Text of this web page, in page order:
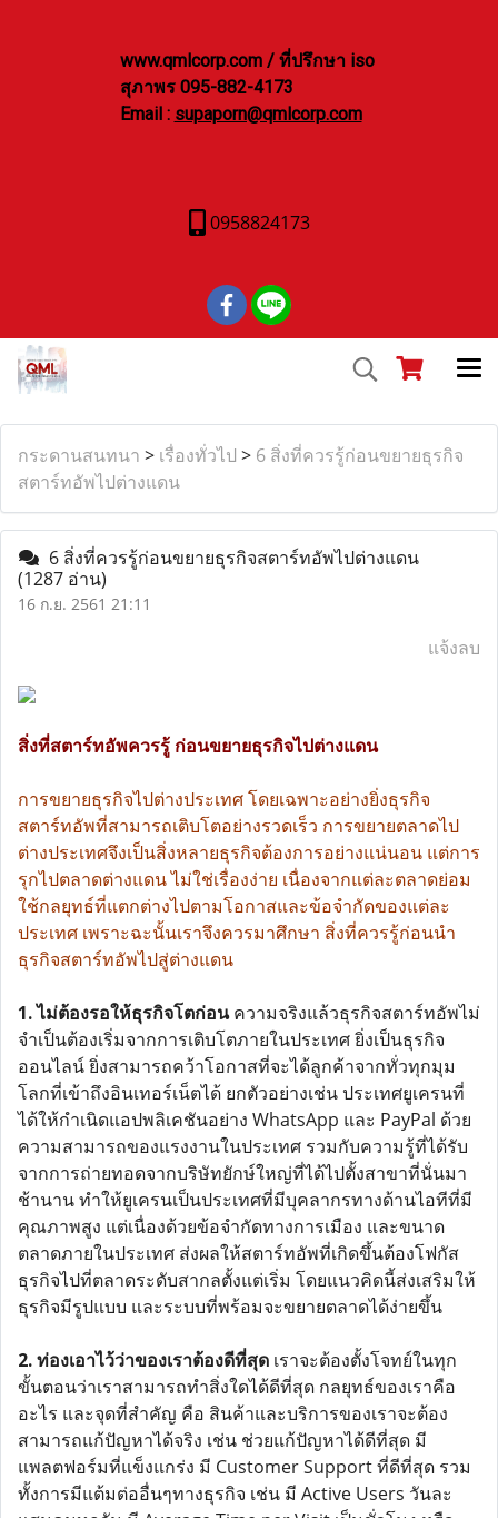
www.qmlcorp.com / ที่ปรึกษา iso
สุภาพร 095-882-4173
Email : supaporn@qmlcorp.com
0958824173
กระดานสนทนา > เรื่องทั่วไป > 6 สิ่งที่ควรรู้ก่อนขยายธุรกิจ
สตาร์ทอัพไปต่างแดน
6 สิ่งที่ควรรู้ก่อนขยายธุรกิจสตาร์ทอัพไปต่างแดน
(1287 อ่าน)
16 ก.ย. 2561 21:11
แจ้งลบ
สิ่งที่สตาร์ทอัพควรรู้ ก่อนขยายธุรกิจไปต่างแดน
การขยายธุรกิจไปต่างประเทศ โดยเฉพาะอย่างยิ่งธุรกิจ
สตาร์ทอัพที่สามารถเติบโตอย่างรวดเร็ว การขยายตลาดไป
ต่างประเทศจึงเป็นสิ่งหลายธุรกิจต้องการอย่างแน่นอน แต่การ
รุกไปตลาดต่างแดน ไม่ใช่เรื่องง่าย เนื่องจากแต่ละตลาดย่อม
ใช้กลยุทธ์ที่แตกต่างไปตามโอกาสและข้อจำกัดของแต่ละ
ประเทศ เพราะฉะนั้นเราจึงควรมาศึกษา สิ่งที่ควรรู้ก่อนนำ
ธุรกิจสตาร์ทอัพไปสู่ต่างแดน
1. ไม่ต้องรอให้ธุรกิจโตก่อนความจริงแล้วธุรกิจสตาร์ทอัพไม่
จำเป็นต้องเริ่มจากการเติบโตภายในประเทศ ยิ่งเป็นธุรกิจ
ออนไลน์ ยิ่งสามารถคว้าโอกาสที่จะได้ลูกค้าจากทั่วทุกมุม
โลกที่เข้าถึงอินเทอร์เน็ตได้ ยกตัวอย่างเช่น ประเทศยูเครนที่
ได้ให้กำเนิดแอปพลิเคชันอย่าง WhatsApp และ PayPal ด้วย
ความสามารถของแรงงานในประเทศ รวมกับความรู้ที่ได้รับ
จากการถ่ายทอดจากบริษัทยักษ์ใหญ่ที่ได้ไปตั้งสาขาที่นั่นมา
ช้านาน ทำให้ยูเครนเป็นประเทศที่มีบุคลากรทางด้านไอทีที่มี
คุณภาพสูง แต่เนื่องด้วยข้อจำกัดทางการเมือง และขนาด
ตลาดภายในประเทศ ส่งผลให้สตาร์ทอัพที่เกิดขึ้นต้องโฟกัส
ธุรกิจไปที่ตลาดระดับสากลตั้งแต่เริ่ม โดยแนวคิดนี้ส่งเสริมให้
ธุรกิจมีรูปแบบ และระบบที่พร้อมจะขยายตลาดได้ง่ายขึ้น
2. ท่องเอาไว้ว่าของเราต้องดีที่สุด เราจะต้องตั้งโจทย์ในทุก
ขั้นตอนว่าเราสามารถทำสิ่งใดได้ดีที่สุด กลยุทธ์ของเราคือ
อะไร และจุดที่สำคัญ คือ สินค้าและบริการของเราจะต้อง
สามารถแก้ปัญหาได้จริง เช่น ช่วยแก้ปัญหาได้ดีที่สุด มี
แพลตฟอร์มที่แข็งแกร่ง มี Customer Support ที่ดีที่สุด รวม
ทั้งการมีแต้มต่ออื่นๆทางธุรกิจ เช่น มี Active Users วันละ